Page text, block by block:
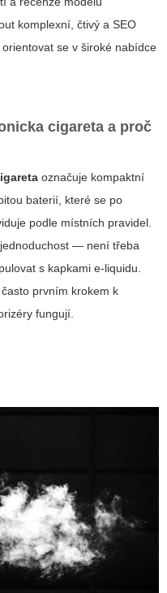
komplexní, čtivý a SEO
se v široké nabídce
cigareta a proč
označuje kompaktní
baterií, které se po
podle místních pravidel.
— není třeba
s kapkami e-liquidu.
prvním krokem k
fungují.